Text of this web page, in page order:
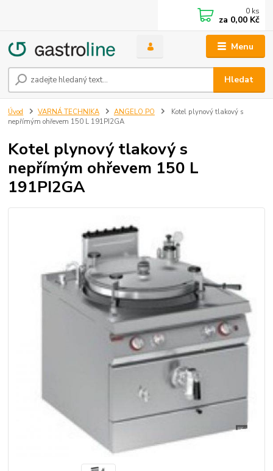
Menu
Hledat
0 ks
za 0,00 Kč
Úvod VARNÁ TECHNIKA ANGELO PO
Kotel plynový tlakový s
nepřímým ohřevem 150 L 191PI2GA
Kotel plynový tlakový s
nepřímým ohřevem 150 L
191PI2GA